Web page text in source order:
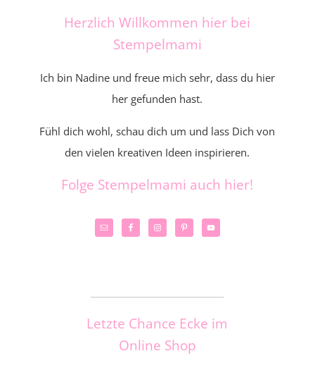
Herzlich Willkommen hier bei
Stempelmami
Ich bin Nadine und freue mich sehr, dass du hier
her gefunden hast.
Fühl dich wohl, schau dich um und lass Dich von
den vielen kreativen Ideen inspirieren.
Folge Stempelmami auch hier!
Letzte Chance Ecke im
Online Shop